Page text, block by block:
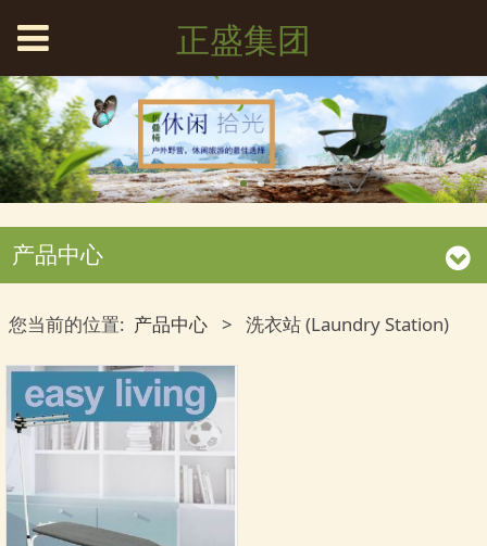
正盛集团
产品中心
您当前的位置: 产品中心 > 洗衣站 (Laundry Station)